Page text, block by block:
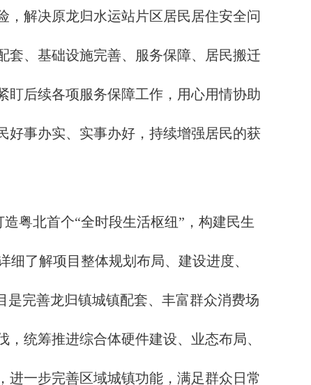
解决原龙归水运站片区居民居住安全问
套、基础设施完善、服务保障、居民搬迁
盯后续各项服务保障工作，用心用情协助
好事办实、实事办好，持续增强居民的获
粤北首个“全时段生活枢纽”，构建民生
了解项目整体规划布局、建设进度、
是完善龙归镇城镇配套、丰富群众消费场
统筹推进综合体硬件建设、业态布局、
进一步完善区域城镇功能，满足群众日常